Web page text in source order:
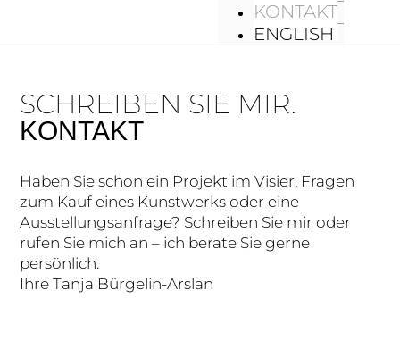
KONTAKT
ENGLISH
SCHREIBEN SIE MIR.
KONTAKT
Haben Sie schon ein Projekt im Visier, Fragen
zum Kauf eines Kunstwerks oder eine
Ausstellungsanfrage? Schreiben Sie mir oder
rufen Sie mich an – ich berate Sie gerne
persönlich.
Ihre Tanja Bürgelin-Arslan